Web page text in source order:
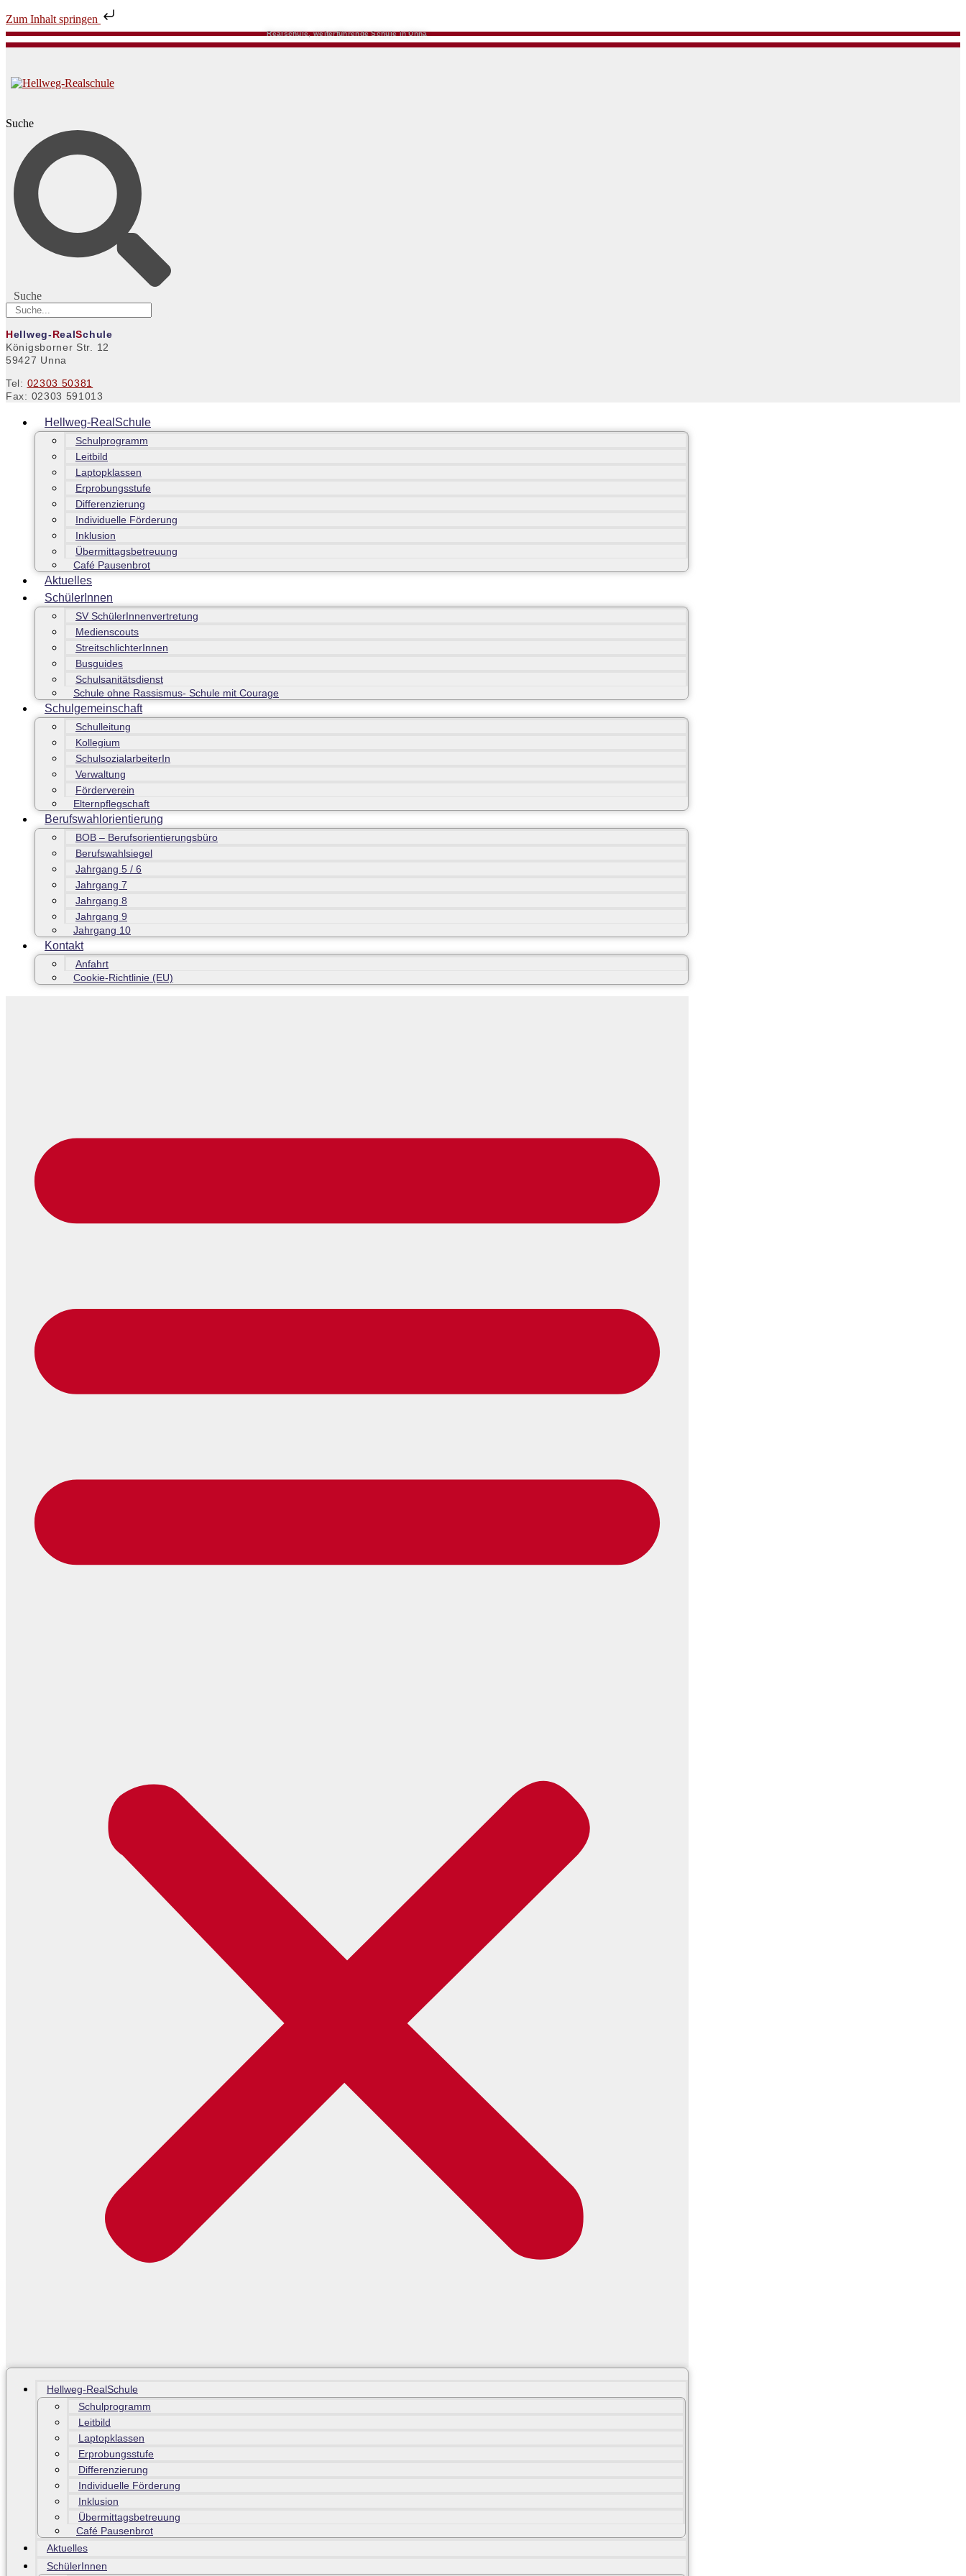
Zum Inhalt springen
Realschule, weiterführende Schule in Unna
Suche
Suche
Hellweg-RealSchule
Königsborner Str. 12
59427 Unna
Tel: 02303 50381
Fax: 02303 591013
Hellweg-RealSchule
Schulprogramm
Leitbild
Laptopklassen
Erprobungsstufe
Differenzierung
Individuelle Förderung
Inklusion
Übermittagsbetreuung
Café Pausenbrot
Aktuelles
SchülerInnen
SV SchülerInnenvertretung
Medienscouts
StreitschlichterInnen
Busguides
Schulsanitätsdienst
Schule ohne Rassismus- Schule mit Courage
Schulgemeinschaft
Schulleitung
Kollegium
SchulsozialarbeiterIn
Verwaltung
Förderverein
Elternpflegschaft
Berufswahlorientierung
BOB – Berufsorientierungsbüro
Berufswahlsiegel
Jahrgang 5 / 6
Jahrgang 7
Jahrgang 8
Jahrgang 9
Jahrgang 10
Kontakt
Anfahrt
Cookie-Richtlinie (EU)
Hellweg-RealSchule
Schulprogramm
Leitbild
Laptopklassen
Erprobungsstufe
Differenzierung
Individuelle Förderung
Inklusion
Übermittagsbetreuung
Café Pausenbrot
Aktuelles
SchülerInnen